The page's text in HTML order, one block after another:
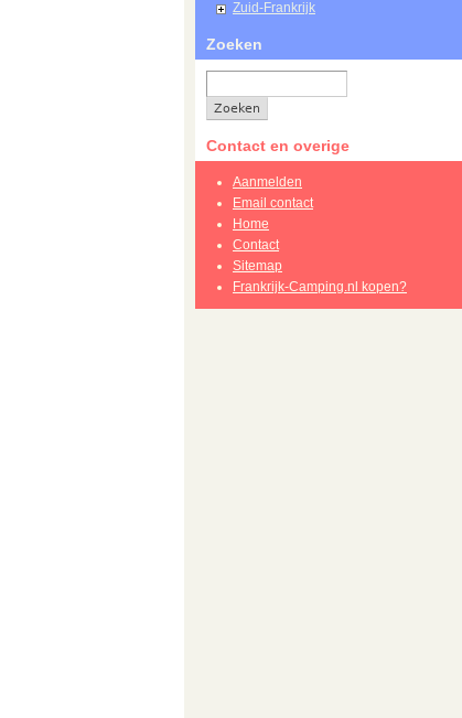
Zuid-Frankrijk
Zoeken
Contact en overige
Aanmelden
Email contact
Home
Contact
Sitemap
Frankrijk-Camping.nl kopen?